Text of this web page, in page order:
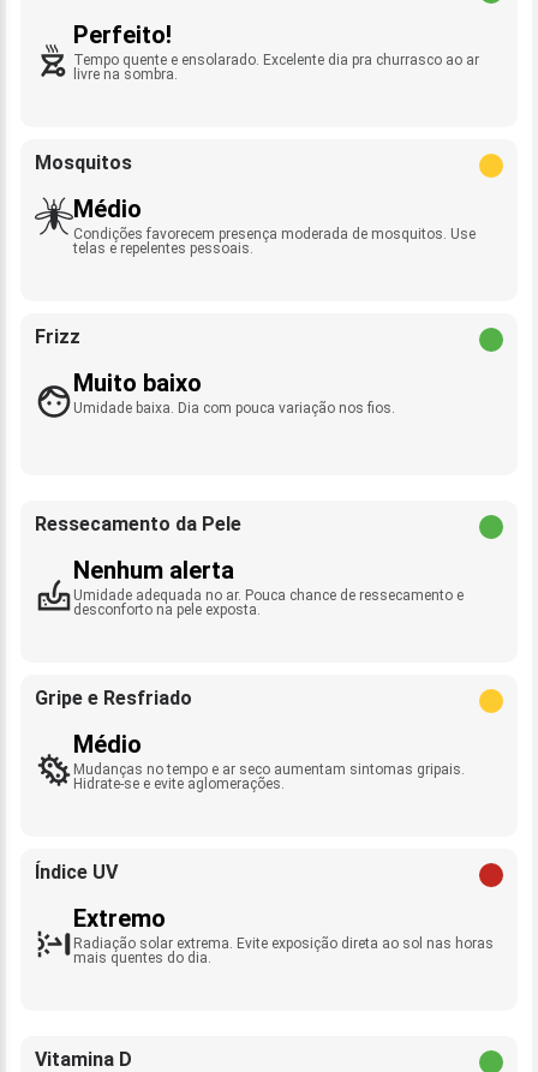
Perfeito!
Tempo quente e ensolarado. Excelente dia pra churrasco ao ar
livre na sombra.
Mosquitos
Médio
Condições favorecem presença moderada de mosquitos. Use
telas e repelentes pessoais.
Frizz
Muito baixo
Umidade baixa. Dia com pouca variação nos fios.
Ressecamento da Pele
Nenhum alerta
Umidade adequada no ar. Pouca chance de ressecamento e
desconforto na pele exposta.
Gripe e Resfriado
Médio
Mudanças no tempo e ar seco aumentam sintomas gripais.
Hidrate-se e evite aglomerações.
Índice UV
Extremo
Radiação solar extrema. Evite exposição direta ao sol nas horas
mais quentes do dia.
Vitamina D